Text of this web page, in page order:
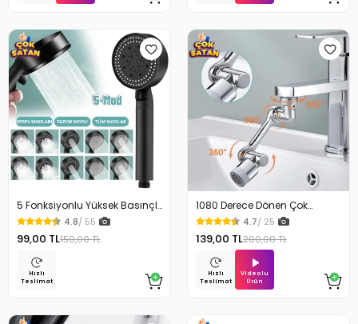
5 Fonksiyonlu Yüksek Basınçlı
Ayarlı Duş Başlığı
4.8/ 55
99,00 TL150,00 TL
Hızlı
Teslimat
1080 Derece Dönen Çok
Fonksiyonlu Musluk Başlığı
4.7/ 25
139,00 TL200,00 TL
Hızlı
Teslimat
Videolu
Ürün